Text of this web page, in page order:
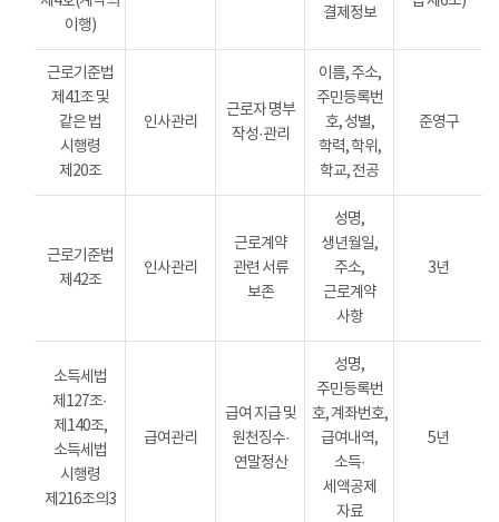
이행)
결제정보
근로기준법
제41조 및
같은 법
시행령
제20조
인사관리
근로자 명부
작성·관리
이름, 주소,
주민등록번
호, 성별,
학력, 학위,
학교, 전공
준영구
근로기준법
제42조
인사관리
근로계약
관련 서류
보존
성명,
생년월일,
주소,
근로계약
사항
3년
소득세법
제127조·
제140조,
소득세법
시행령
제216조의3
급여관리
급여 지급 및
원천징수·
연말정산
성명,
주민등록번
호, 계좌번호,
급여내역,
소득·
세액공제
자료
5년